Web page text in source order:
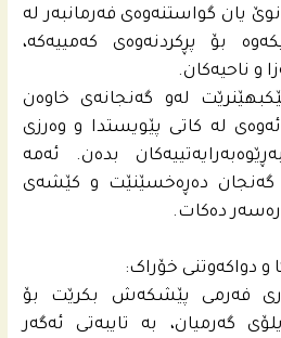
نوێ یان گواستنەوەی فەرمانبەر لە
بۆ پڕکردنەوەی کەمییەکە،
و ناحیەکان.
لەو گەنجانەی خاوەن
ئەوەی لە کاتی پێویستدا و وەرزی
بدەن. ئەمە
گەنجان دەڕەخسێنێت و کێشەی
دەکات.
فەرمی پێشکەش بکرێت بۆ
گەرمیان، بە تایبەتی ئەگەر